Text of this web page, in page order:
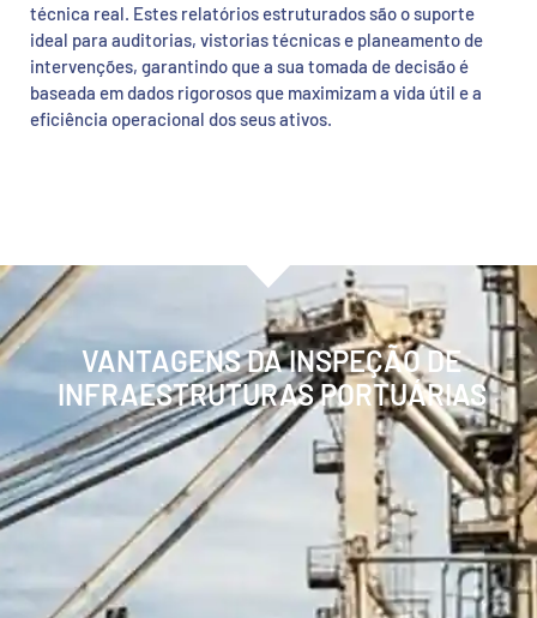
técnica real. Estes relatórios estruturados são o suporte
ideal para auditorias, vistorias técnicas e planeamento de
intervenções, garantindo que a sua tomada de decisão é
baseada em dados rigorosos que maximizam a vida útil e a
eficiência operacional dos seus ativos.
VANTAGENS DA INSPEÇÃO DE
INFRAESTRUTURAS PORTUÁRIAS